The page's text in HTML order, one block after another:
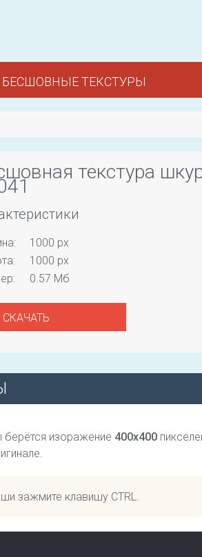
БЕСШОВНЫЕ ТЕКСТУРЫ
текстура
1000 px
1000 px
0.57 Мб
СКАЧАТЬ
берётся изоражение 400х400
зажмите клавишу CTRL.